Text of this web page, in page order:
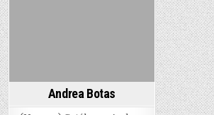
Andrea Botas